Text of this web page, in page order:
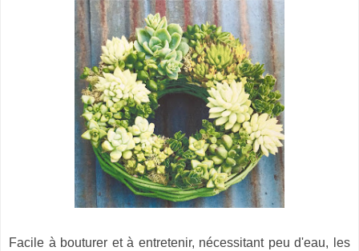
Facile à bouturer et à entretenir, nécessitant peu d'eau, les